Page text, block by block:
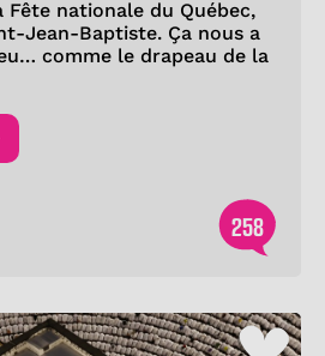
Fête nationale du Québec,
Jean-Baptiste. Ça nous a
comme le drapeau de la
258